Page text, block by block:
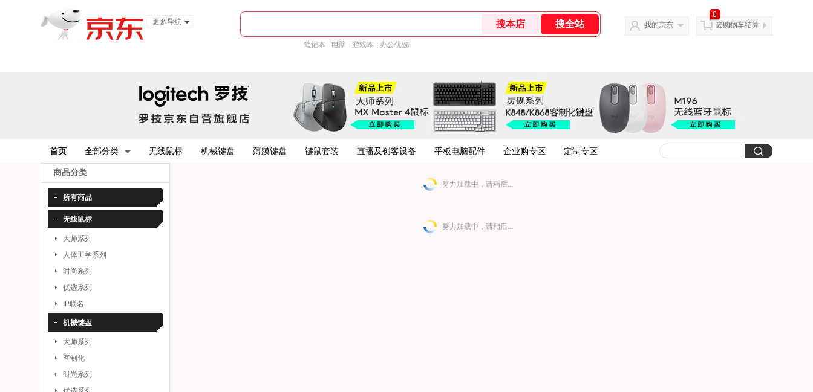
更多导航
笔记本 电脑 游戏本 办公优选
我的京东
0
去购物车结算
首页 全部分类 无线鼠标 机械键盘 薄膜键盘 键鼠套装 直播及创客设备 平板电脑配件 企业购专区 定制专区
商品分类
所有商品
无线鼠标
大师系列
人体工学系列
时尚系列
优选系列
IP联名
机械键盘
大师系列
客制化
时尚系列
努力加载中，请稍后...
努力加载中，请稍后...